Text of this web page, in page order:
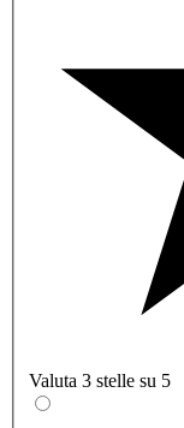
Valuta 3 stelle su 5